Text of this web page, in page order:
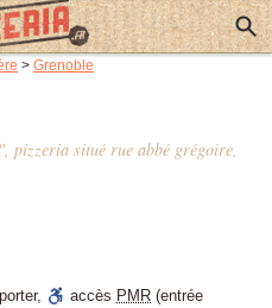
> Grenoble
pizzeria situé rue abbé grégoire,
, accès PMR (entrée